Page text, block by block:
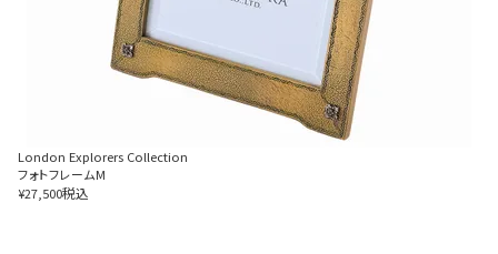
London Explorers Collection
フォトフレームM
¥27,500税込